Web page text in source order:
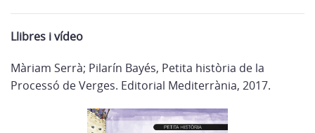
Llibres i vídeo
Màriam Serrà; Pilarín Bayés, Petita història de la
Processó de Verges. Editorial Mediterrània, 2017.